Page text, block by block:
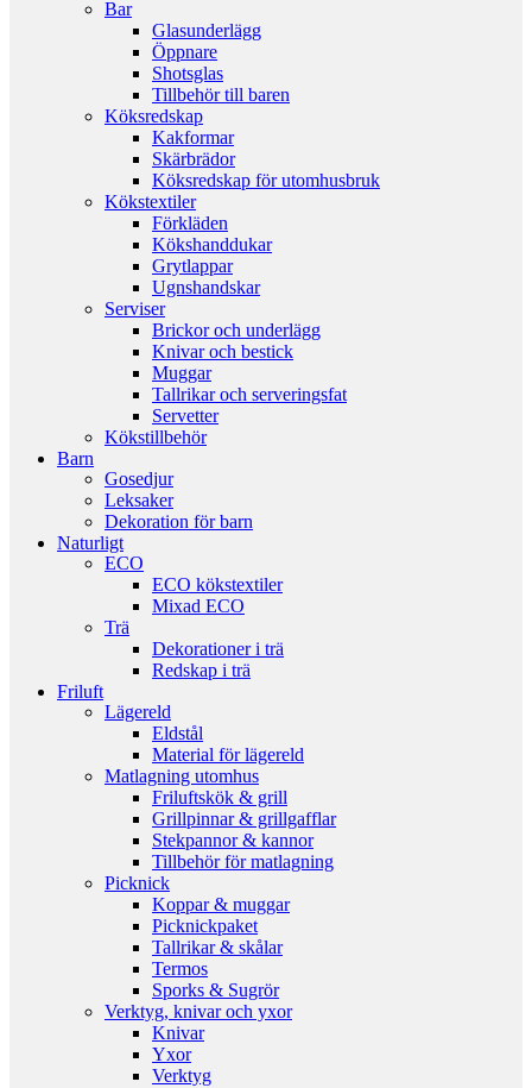
Bar
Glasunderlägg
Öppnare
Shotsglas
Tillbehör till baren
Köksredskap
Kakformar
Skärbrädor
Köksredskap för utomhusbruk
Kökstextiler
Förkläden
Kökshanddukar
Grytlappar
Ugnshandskar
Serviser
Brickor och underlägg
Knivar och bestick
Muggar
Tallrikar och serveringsfat
Servetter
Kökstillbehör
Barn
Gosedjur
Leksaker
Dekoration för barn
Naturligt
ECO
ECO kökstextiler
Mixad ECO
Trä
Dekorationer i trä
Redskap i trä
Friluft
Lägereld
Eldstål
Material för lägereld
Matlagning utomhus
Friluftskök & grill
Grillpinnar & grillgafflar
Stekpannor & kannor
Tillbehör för matlagning
Picknick
Koppar & muggar
Picknickpaket
Tallrikar & skålar
Termos
Sporks & Sugrör
Verktyg, knivar och yxor
Knivar
Yxor
Verktyg